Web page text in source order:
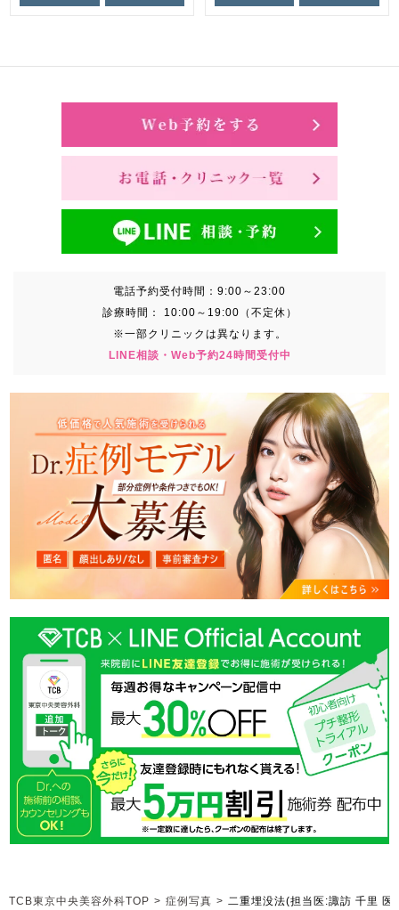
電話予約受付時間： 9:00～23:00
診療時間：
10:00～19:00（不定休）
※一部クリニックは異なります。
LINE相談・Web予約24時間受付中
TCB東京中央美容外科TOP > 症例写真 > 二重埋没法(担当医:諏訪 千里 医